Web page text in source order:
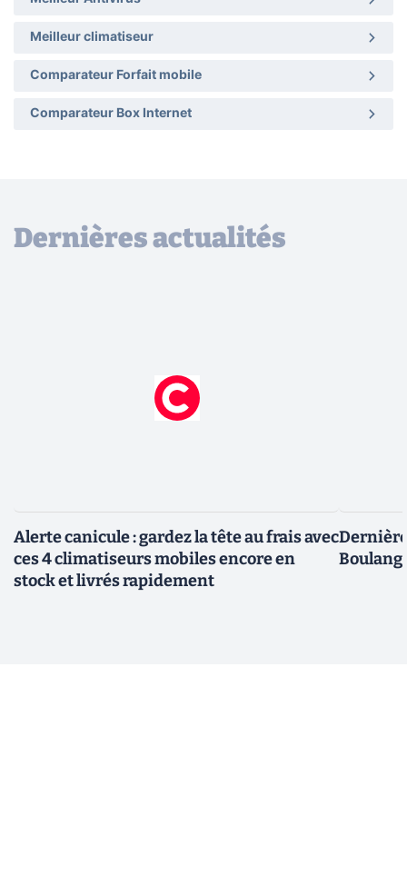
Meilleur climatiseur
Comparateur Forfait mobile
Comparateur Box Internet
Dernières actualités
Alerte canicule : gardez la tête au frais avec
ces 4 climatiseurs mobiles encore en
stock et livrés rapidement